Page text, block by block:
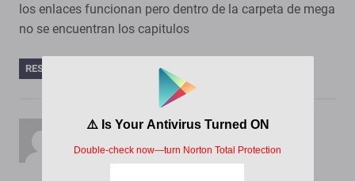
los enlaces funcionan pero dentro de la carpeta de mega
no se encuentran los capitulos
RESPONDER
Luis dice:
23/03/2022 a las 12:06 am